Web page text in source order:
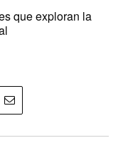
que exploran la